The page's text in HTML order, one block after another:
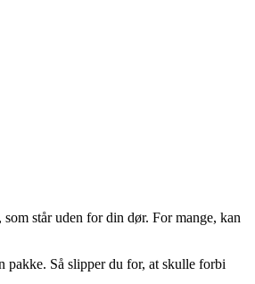
står uden for din dør. For mange, kan
pakke. Så slipper du for, at skulle forbi